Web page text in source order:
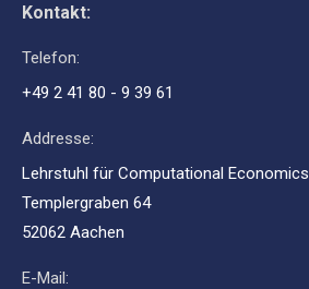
Kontakt:
Telefon:
+49 2 41 80 - 9 39 61
Addresse:
Lehrstuhl für Computational Economics
Templergraben 64
52062 Aachen
E-Mail: